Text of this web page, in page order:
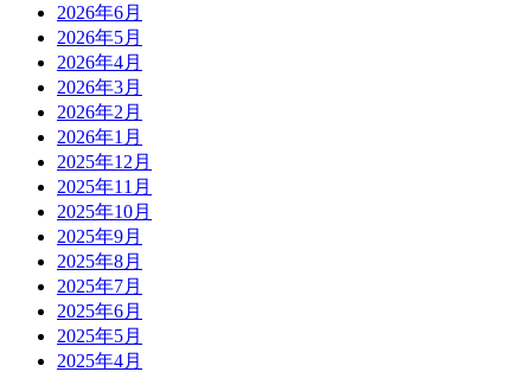
2026年6月
2026年5月
2026年4月
2026年3月
2026年2月
2026年1月
2025年12月
2025年11月
2025年10月
2025年9月
2025年8月
2025年7月
2025年6月
2025年5月
2025年4月